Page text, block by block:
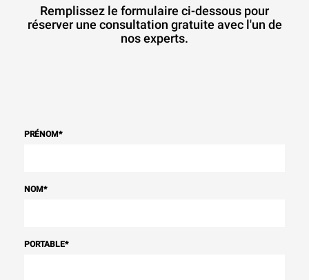
Remplissez le formulaire ci-dessous pour
réserver une consultation gratuite avec l'un de
nos experts.
PRÉNOM*
NOM*
PORTABLE*